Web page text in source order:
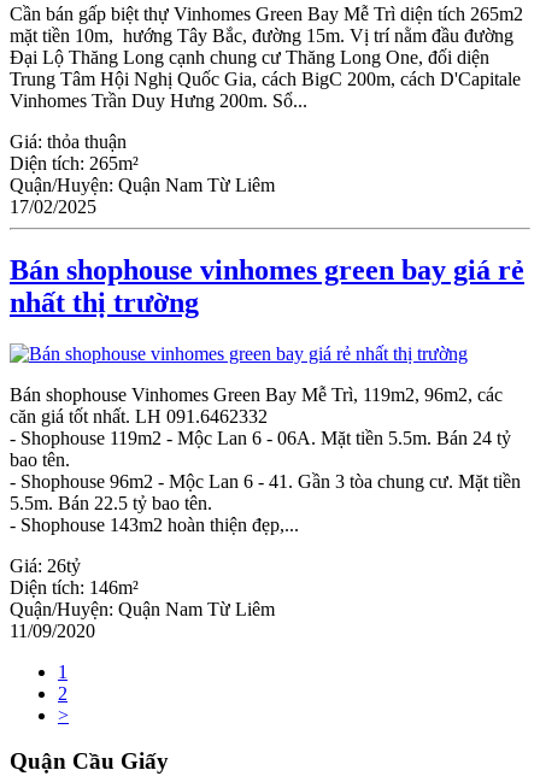
Cần bán gấp biệt thự Vinhomes Green Bay Mễ Trì diện tích 265m2
mặt tiền 10m, hướng Tây Bắc, đường 15m. Vị trí nằm đầu đường
Đại Lộ Thăng Long cạnh chung cư Thăng Long One, đối diện
Trung Tâm Hội Nghị Quốc Gia, cách BigC 200m, cách D'Capitale
Vinhomes Trần Duy Hưng 200m. Sổ...
Giá: thỏa thuận
Diện tích: 265m²
Quận/Huyện: Quận Nam Từ Liêm
17/02/2025
Bán shophouse vinhomes green bay giá rẻ
nhất thị trường
Bán shophouse Vinhomes Green Bay Mễ Trì, 119m2, 96m2, các
căn giá tốt nhất. LH 091.6462332
- Shophouse 119m2 - Mộc Lan 6 - 06A. Mặt tiền 5.5m. Bán 24 tỷ
bao tên.
- Shophouse 96m2 - Mộc Lan 6 - 41. Gần 3 tòa chung cư. Mặt tiền
5.5m. Bán 22.5 tỷ bao tên.
- Shophouse 143m2 hoàn thiện đẹp,...
Giá: 26tỷ
Diện tích: 146m²
Quận/Huyện: Quận Nam Từ Liêm
11/09/2020
1
2
>
Quận Cầu Giấy